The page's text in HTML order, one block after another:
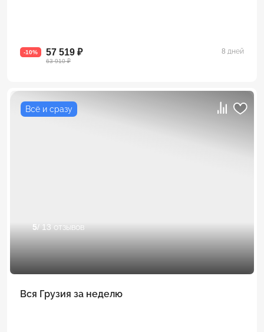
-10% 57 519 ₽
63 910 ₽
8 дней
Всё и сразу
5/ 13 отзывов
Вся Грузия за неделю